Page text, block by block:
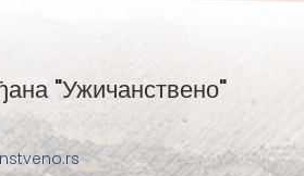
"Ужичанствено"